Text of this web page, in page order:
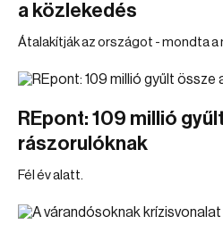
a közlekedés
Átalakítják az országot - mondta a
REpont: 109 millió
rászorulóknak
Fél év alatt.